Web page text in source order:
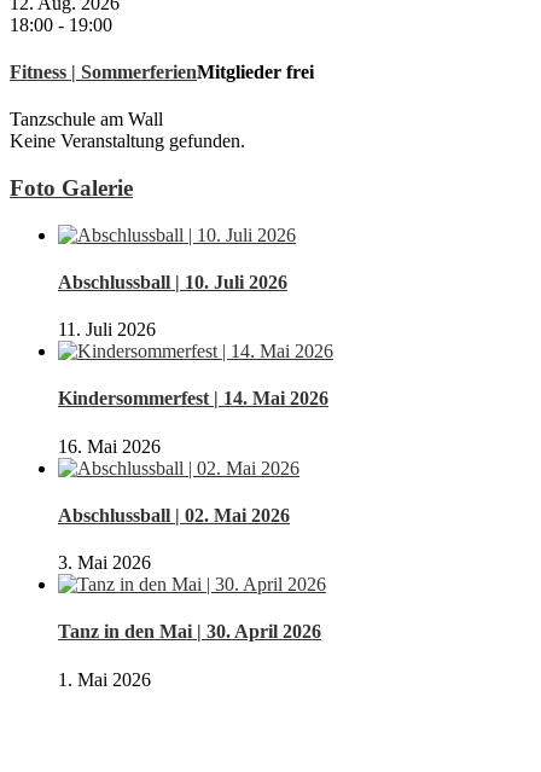
18:00 - 19:00
Fitness | SommerferienMitglieder frei
Tanzschule am Wall
Keine Veranstaltung gefunden.
Foto Galerie
Abschlussball | 10. Juli 2026
11. Juli 2026
Kindersommerfest | 14. Mai 2026
16. Mai 2026
Abschlussball | 02. Mai 2026
3. Mai 2026
Tanz in den Mai | 30. April 2026
1. Mai 2026